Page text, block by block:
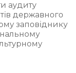
аудиту
державного
заповіднику